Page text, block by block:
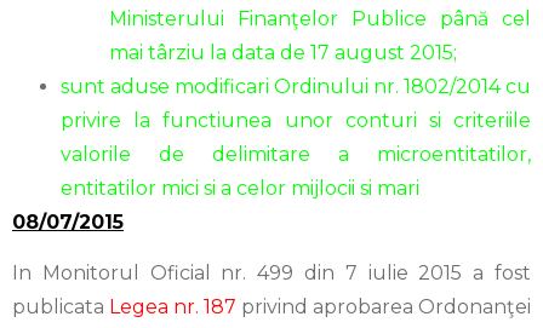
Ministerului Finanţelor Publice până cel
mai târziu la data de 17 august 2015;
sunt aduse modificari Ordinului nr. 1802/2014 cu
privire la functiunea unor conturi si criteriile
valorile de delimitare a microentitatilor,
entitatilor mici si a celor mijlocii si mari
08/07/2015
In Monitorul Oficial nr. 499 din 7 iulie 2015 a fost
publicata Legea nr. 187 privind aprobarea Ordonanţei